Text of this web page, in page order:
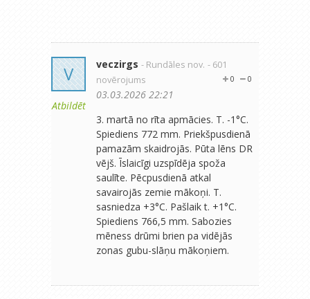
V
Atbildēt
veczirgs - Rundāles nov. - 601
novērojums
0
0
03.03.2026 22:21
3. martā no rīta apmācies. T. -1°C.
Spiediens 772 mm. Priekšpusdienā
pamazām skaidrojās. Pūta lēns DR
vējš. Īslaicīgi uzspīdēja spoža
saulīte. Pēcpusdienā atkal
savairojās zemie mākoņi. T.
sasniedza +3°C. Pašlaik t. +1°C.
Spiediens 766,5 mm. Sabozies
mēness drūmi brien pa vidējās
zonas gubu-slāņu mākoņiem.